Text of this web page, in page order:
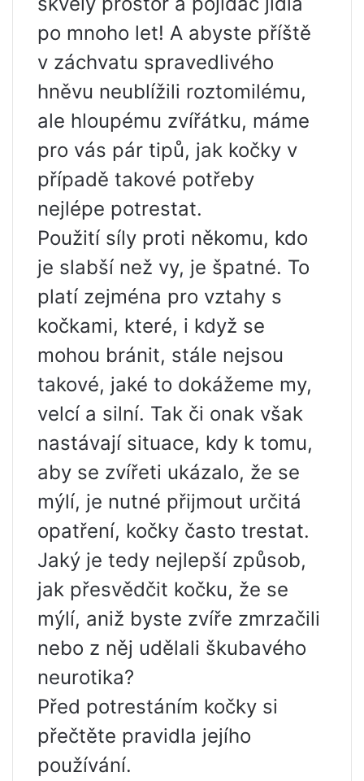
po mnoho let! A abyste příště
v záchvatu spravedlivého
hněvu neublížili roztomilému,
ale hloupému zvířátku, máme
pro vás pár tipů, jak kočky v
případě takové potřeby
nejlépe potrestat.
Použití síly proti někomu, kdo
je slabší než vy, je špatné. To
platí zejména pro vztahy s
kočkami, které, i když se
mohou bránit, stále nejsou
takové, jaké to dokážeme my,
velcí a silní. Tak či onak však
nastávají situace, kdy k tomu,
aby se zvířeti ukázalo, že se
mýlí, je nutné přijmout určitá
opatření, kočky často trestat.
Jaký je tedy nejlepší způsob,
jak přesvědčit kočku, že se
mýlí, aniž byste zvíře zmrzačili
nebo z něj udělali škubavého
neurotika?
Před potrestáním kočky si
přečtěte pravidla jejího
používání.